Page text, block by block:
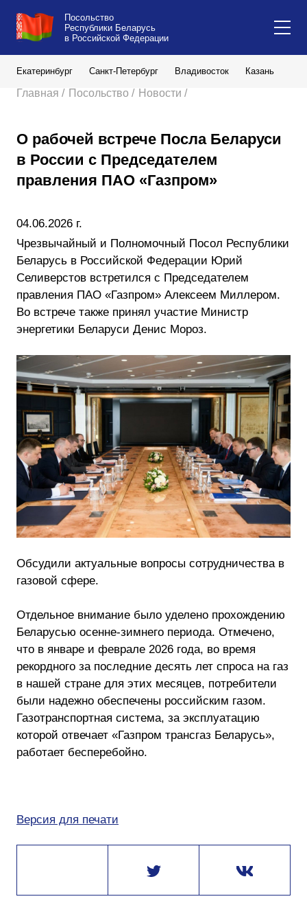
Посольство
Республики Беларусь
в Российской Федерации
Екатеринбург Санкт-Петербург Владивосток Казань
Главная / Посольство / Новости /
О рабочей встрече Посла Беларуси
в России с Председателем
правления ПАО «Газпром»
04.06.2026 г.
Чрезвычайный и Полномочный Посол Республики
Беларусь в Российской Федерации Юрий
Селиверстов встретился с Председателем
правления ПАО «Газпром» Алексеем Миллером.
Во встрече также принял участие Министр
энергетики Беларуси Денис Мороз.
Обсудили актуальные вопросы сотрудничества в
газовой сфере.
Отдельное внимание было уделено прохождению
Беларусью осенне-зимнего периода. Отмечено,
что в январе и феврале 2026 года, во время
рекордного за последние десять лет спроса на газ
в нашей стране для этих месяцев, потребители
были надежно обеспечены российским газом.
Газотранспортная система, за эксплуатацию
которой отвечает «Газпром трансгаз Беларусь»,
работает бесперебойно.
Версия для печати